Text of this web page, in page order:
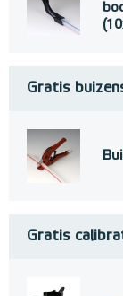
Gratis
Gratis